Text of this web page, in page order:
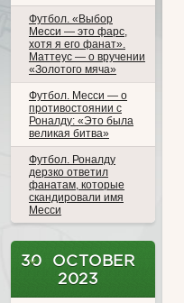
Футбол. «Выбор
Месси — это фарс,
хотя я его фанат».
Маттеус — о вручении
«Золотого мяча»
Футбол. Месси — о
противостоянии с
Роналду: «Это была
великая битва»
Футбол. Роналду
дерзко ответил
фанатам, которые
скандировали имя
Месси
30 OCTOBER
2023